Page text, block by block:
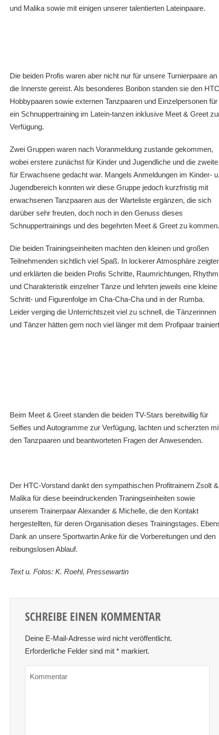
und Malika sowie mit einigen unserer talentierten Lateinpaare.
Die beiden Profis waren aber nicht nur für unsere Turnierpaare an
die Innerste gereist. Als besonderes Bonbon standen sie den
Hobbypaaren sowie externen Tanzpaaren und Einzelpersonen für
ein Schnuppertraining im Latein-tanzen inklusive Meet & Greet
Verfügung.
Zwei Gruppen waren nach Voranmeldung zustande gekommen,
wobei erstere zunächst für Kinder und Jugendliche und die zweite
für Erwachsene gedacht war. Mangels Anmeldungen im Kinder-
Jugendbereich konnten wir diese Gruppe jedoch kurzfristig mit
erwachsenen Tanzpaaren aus der Warteliste ergänzen, die sich
darüber sehr freuten, doch noch in den Genuss dieses
Schnuppertrainings und des begehrten Meet & Greet zu kommen.
Die beiden Trainingseinheiten machten den kleinen und großen
Teilnehmenden sichtlich viel Spaß. In lockerer Atmosphäre
und erklärten die beiden Profis Schritte, Raumrichtungen,
und Charakteristik einzelner Tänze und lehrten jeweils eine kleine
Schritt- und Figurenfolge im Cha-Cha-Cha und in der Rumba.
Leider verging die Unterrichtszeit viel zu schnell, die Tänzerinnen
und Tänzer hätten gern noch viel länger mit dem Profipaar
Beim Meet & Greet standen die beiden TV-Stars bereitwillig für
Selfies und Autogramme zur Verfügung, lachten und scherzten
den Tanzpaaren und beantworteten Fragen der Anwesenden.
Der HTC-Vorstand dankt den sympathischen Profitrainern Zsolt &
Malika für diese beeindruckenden Traningseinheiten sowie
unserem Trainerpaar Alexander & Michelle, die den Kontakt
hergestellten, für deren Organisation dieses Trainingstages.
Dank an unsere Sportwartin Anke für die Vorbereitungen und den
reibungslosen Ablauf.
Text u. Fotos: K. Roehl, Pressewartin
SCHREIBE EINEN KOMMENTAR
Deine E-Mail-Adresse wird nicht veröffentlicht.
Erforderliche Felder sind mit * markiert.
Kommentar